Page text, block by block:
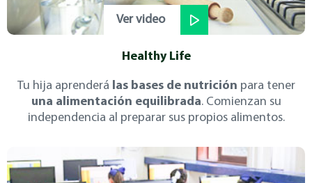
Ver video
Healthy Life
Tu hija aprenderá las bases de nutrición para tener
una alimentación equilibrada. Comienzan su
independencia al preparar sus propios alimentos.